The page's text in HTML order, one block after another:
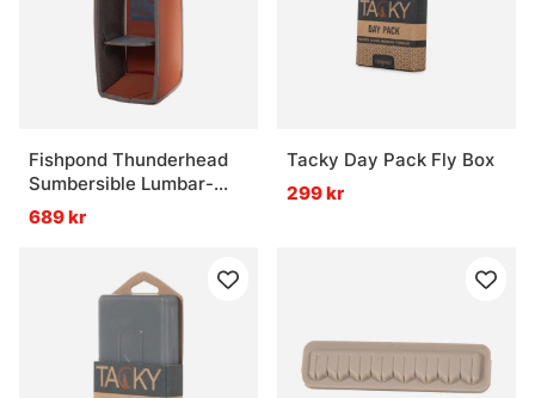
Fishpond Thunderhead
Sumbersible Lumbar-
Padder Insert
689 kr
Tacky Day Pack Fly Box
299 kr